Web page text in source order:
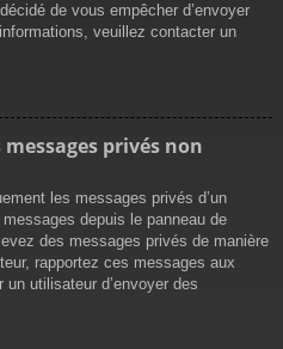
de vous empêcher d’envoyer
veuillez contacter un
privés non
les messages privés d’un
depuis le panneau de
des messages privés de manière
rapportez ces messages aux
utilisateur d’envoyer des